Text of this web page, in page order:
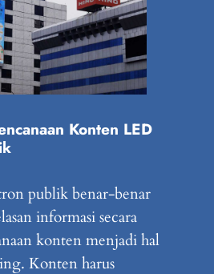
Konten LED
publik benar-benar
informasi secara
konten menjadi hal
Konten harus